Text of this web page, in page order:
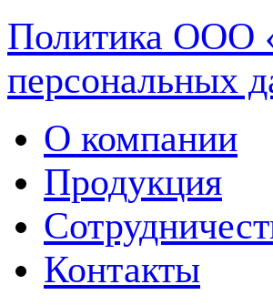
Политика ООО
персональных
О компании
Продукция
Контакты